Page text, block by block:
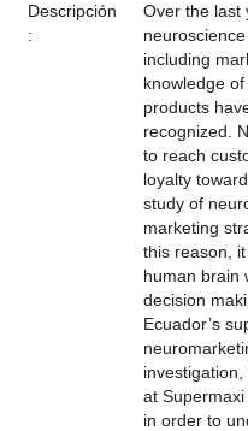
Descripción
:
Over the last
including
knowledge
products
recognized.
to reach
loyalty
study of
marketing
this reason,
human brain
decision
Ecuador’s
at
in order to